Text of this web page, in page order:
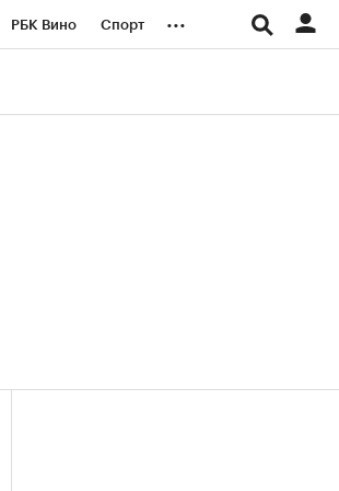
РБК Вино Спорт ...